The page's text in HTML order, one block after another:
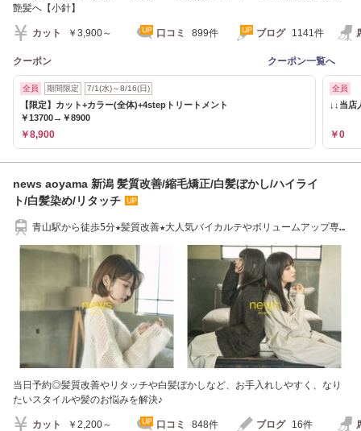
艶髪へ【小針】
カット ￥3,900～ 口コミ 899件 ブログ 1141件
クーポン クーポン一覧へ
全員 期間限定 7/1(水)～8/16(日)
【限定】カット+カラー(全体)+4stepトリートメント
￥13700→￥8900
￥8,900
全員
↓↓当店
￥0
news aoyama 新潟 髪質改善/縮毛矯正/白髪ぼかし/ハイライ
ト/白髪染め/リタッチ
青山駅から徒歩5分★髪質改善★大人気バイカルテやボリュームアップ専
当日予約◎髪質改善やリタッチや白髪ぼかしなど、お手入れしやすく、なり
たいスタイルや髪のお悩みを解決♪
カット ￥2,200～ 口コミ 848件 ブログ 16件